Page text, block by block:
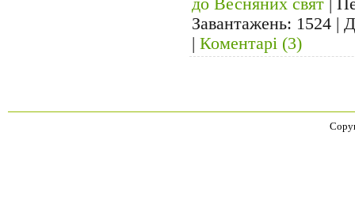
до Весняних свят |
Завантажень: 1524 |
| Коментарі (3)